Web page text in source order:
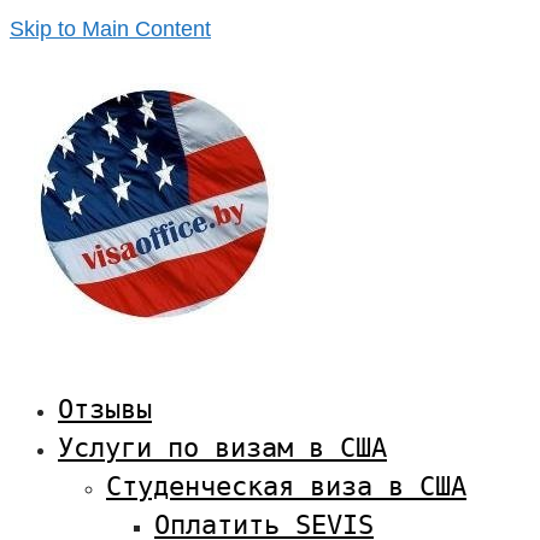
Skip to Main Content
Отзывы
Услуги по визам в США
Студенческая виза в США
Оплатить SEVIS